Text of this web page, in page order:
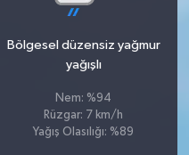
Bölgesel düzensiz yağmur
yağışlı
Nem: %94
Rüzgar: 7 km/h
Yağış Olasılığı: %89